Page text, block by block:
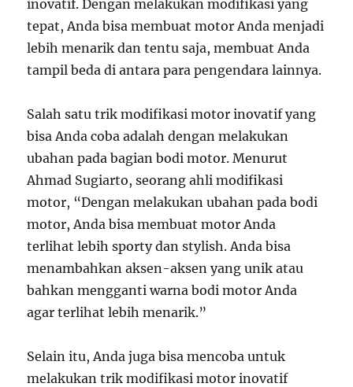
inovatif. Dengan melakukan modifikasi yang
tepat, Anda bisa membuat motor Anda menjadi
lebih menarik dan tentu saja, membuat Anda
tampil beda di antara para pengendara lainnya.
Salah satu trik modifikasi motor inovatif yang
bisa Anda coba adalah dengan melakukan
ubahan pada bagian bodi motor. Menurut
Ahmad Sugiarto, seorang ahli modifikasi
motor, “Dengan melakukan ubahan pada bodi
motor, Anda bisa membuat motor Anda
terlihat lebih sporty dan stylish. Anda bisa
menambahkan aksen-aksen yang unik atau
bahkan mengganti warna bodi motor Anda
agar terlihat lebih menarik.”
Selain itu, Anda juga bisa mencoba untuk
melakukan trik modifikasi motor inovatif